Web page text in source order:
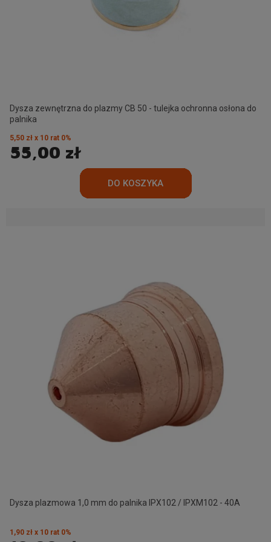
Dysza zewnętrzna do plazmy CB 50 - tulejka ochronna osłona do
palnika
55,00 zł
5,50 zł x 10 rat 0%
Dysza plazmowa 1,0 mm do palnika IPX102 / IPXM102 - 40A
1,90 zł x 10 rat 0%